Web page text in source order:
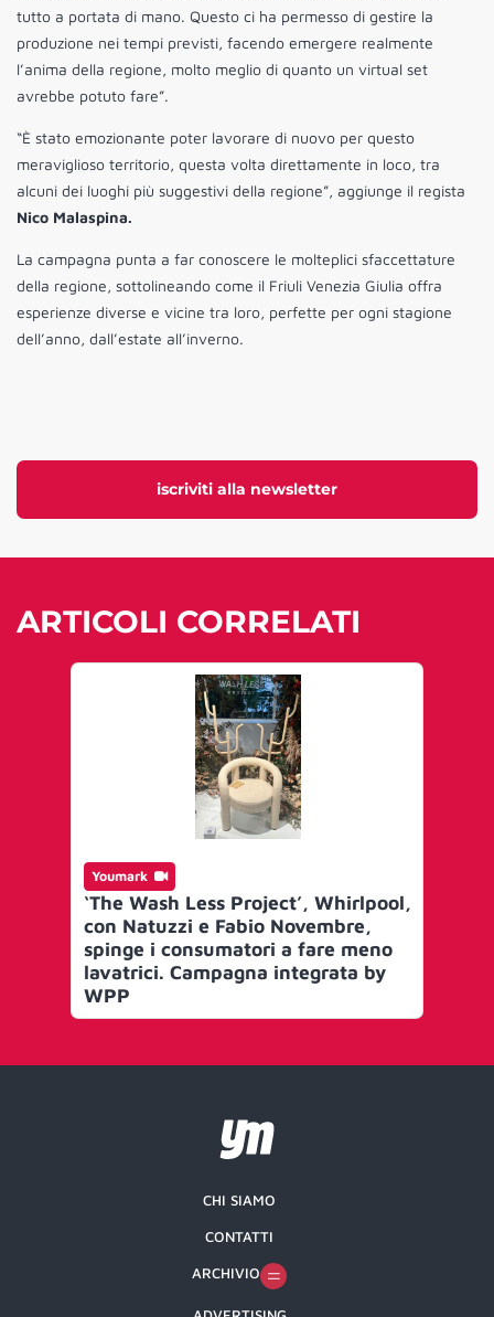
iscriviti alla newsletter
tutto a portata di mano. Questo ci ha permesso di gestire la
produzione nei tempi previsti, facendo emergere realmente
l’anima della regione, molto meglio di quanto un virtual set
avrebbe potuto fare”.
“È stato emozionante poter lavorare di nuovo per questo
meraviglioso territorio, questa volta direttamente in loco, tra
alcuni dei luoghi più suggestivi della regione”, aggiunge il regista
Nico Malaspina.
La campagna punta a far conoscere le molteplici sfaccettature
della regione, sottolineando come il Friuli Venezia Giulia offra
esperienze diverse e vicine tra loro, perfette per ogni stagione
dell’anno, dall’estate all’inverno.
ARTICOLI CORRELATI
Youmark
‘The Wash Less Project’, Whirlpool,
con Natuzzi e Fabio Novembre,
spinge i consumatori a fare meno
lavatrici. Campagna integrata by
WPP
CHI SIAMO
CONTATTI
ARCHIVIO